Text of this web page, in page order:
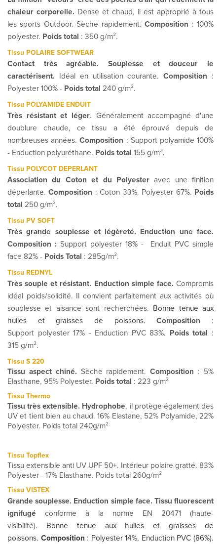
chaleur corporelle. Dense et chaud, il est approprié à tous
les sports Outdoor. Sèche rapidement.Composition : 100%
polyester. Poids total : 350 g/m².
Tissu POLAIRE SOFTWEAR
Contact très agréable. Souplesse et douceur le
caractérisent. Idéal en utilisation courante.Composition :
Polyester 100% - Poids total 240 g/m².
Tissu POLYAMIDE ENDUIT
Très résistant et léger. Généralement accompagné d'une
doublure chaude, ce tissu a été éprouvé depuis de
nombreuses années.Composition : Support polyamide 100%
- Enduction polyuréthane. Poids total 155 g/m².
Tissu POLYCOT DEPERLANT
Association du Coton et du Polyesteravec une finition
déperlante.Composition : Coton 33%. Polyester 67%. Poids
total 250 g/m².
Tissu PV SOFT
Très grande souplesse et légèreté. Enduction une face.
Composition : Support polyester 18% - Enduit PVC simple
face 82% - Poids Total : 285g/m².
Tissu REDNYL
Très souple et résistant. Enduction simple face. Compromis
idéal poids/solidité. Il convient parfaitement aux activités où
souplesse et aisance sont recherchées. Bonne tenue aux
huiles et graisses de poissons.Composition :
Support polyester 17% - Enduction PVC 83%. Poids total :
315 g/m².
Tissu S 220
Tissu aspect chiné. Sèche rapidement.Composition : 5%
Elasthane, 95% Polyester. Poids total : 223 g/m²
Tissu Thermo
Tissu très extensible. Hydrophobe, il protège également des
UV et tient bien au chaud. 16% Elastane, 52% Polyamide, 22%
Polyester. Poids total 240g/m²
Tissu Topflex
Tissu extensible anti UV UPF 50+. Intérieur polaire gratté. 83%
Polyester - 17% Elasthane. Poids total 260g/m²
Tissu VISTEX
Grande souplesse. Enduction simple face. Tissu fluorescent
ignifugé conforme à la norme EN 20471 (haute-
visibilité). Bonne tenue aux huiles et graisses de
poissons. Composition : Polyester 14%, Enduction PVC (86%).